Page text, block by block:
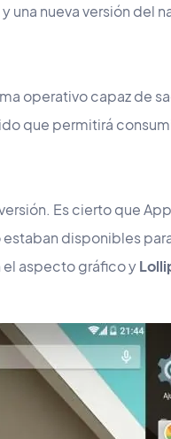
una nueva versión del
operativo capaz de
que permitirá
Es cierto que
disponibles
el aspecto gráfico y